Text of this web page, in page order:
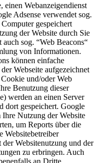
einen Webanzeigendienst
Adsense verwendet sog.
gespeichert
der Website durch Sie
sog. “Web Beacons“
von Informationen.
können einfache
Webseite aufgezeichnet
und/oder Web
Benutzung dieser
werden an einen Server
dort gespeichert. Google
Nutzung der Website
um Reports über die
Websitebetreiber
Websitenutzung und der
zu erbringen. Auch
an Dritte